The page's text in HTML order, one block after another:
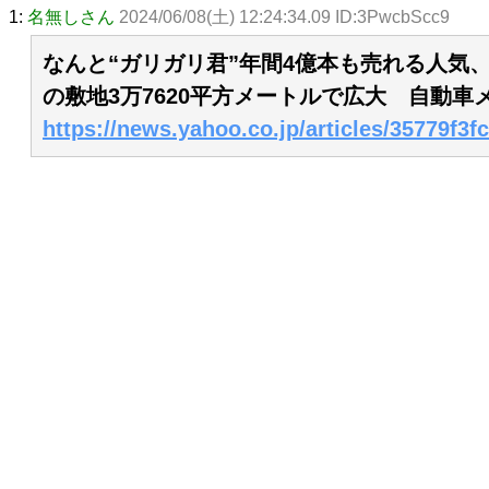
1: 名無しさん 2024/06/08(土) 12:24:34.09 ID:3PwcbScc9
なんと“ガリガリ君”年間4億本も売れる人
の敷地3万7620平方メートルで広大 自動車
https://news.yahoo.co.jp/articles/